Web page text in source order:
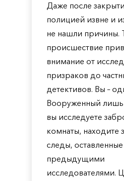
Даже после
полицией извне и
не нашли причины.
происшествие
внимание от
призраков до
детективов. Вы –
Вооруженный
вы исследуете
комнаты, находите
следы, оставленные
предыдущими
исследователями.